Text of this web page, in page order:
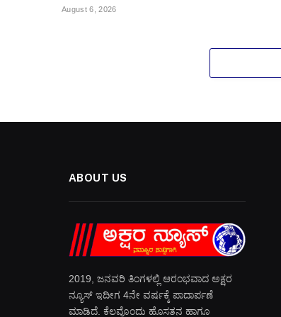
August 6, 2026
ABOUT US
2019, ಜನವರಿ‌ ತಿಂಗಳಲ್ಲಿ ಆರಂಭವಾದ ಅಕ್ಷರ
ನ್ಯೂಸ್ ಇದೀಗ 4ನೇ ವರ್ಷಕ್ಕೆ ಪಾದಾರ್ಪಣೆ
ಮಾಡಿದೆ. ಕೆಲವೊಂದು ಹೊಸತನ ಹಾಗೂ